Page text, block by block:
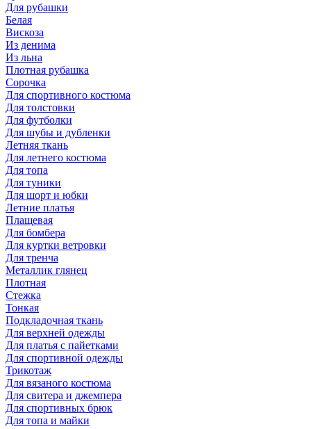
Для рубашки
Белая
Вискоза
Из денима
Из льна
Плотная рубашка
Сорочка
Для спортивного костюма
Для толстовки
Для футболки
Для шубы и дубленки
Летняя ткань
Для летнего костюма
Для топа
Для туники
Для шорт и юбки
Летние платья
Плащевая
Для бомбера
Для куртки ветровки
Для тренча
Металлик глянец
Плотная
Стежка
Тонкая
Подкладочная ткань
Для верхней одежды
Для платья с пайетками
Для спортивной одежды
Трикотаж
Для вязаного костюма
Для свитера и джемпера
Для спортивных брюк
Для топа и майки